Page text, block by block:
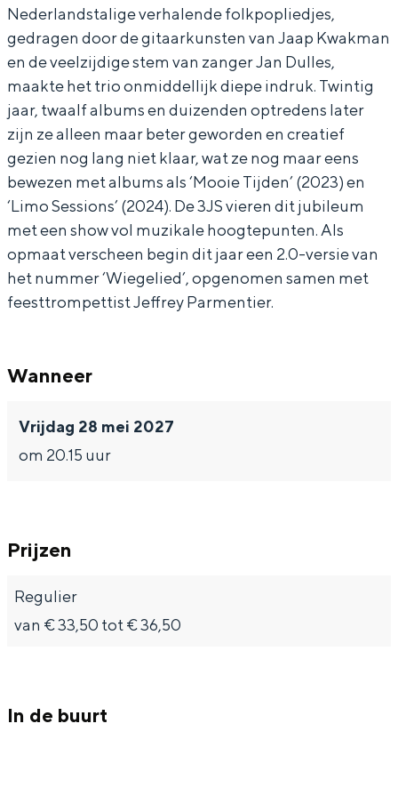
Nederlandstalige verhalende folkpopliedjes,
gedragen door de gitaarkunsten van Jaap Kwakman
en de veelzijdige stem van zanger Jan Dulles,
maakte het trio onmiddellijk diepe indruk. Twintig
jaar, twaalf albums en duizenden optredens later
zijn ze alleen maar beter geworden en creatief
gezien nog lang niet klaar, wat ze nog maar eens
bewezen met albums als ‘Mooie Tijden’ (2023) en
‘Limo Sessions’ (2024). De 3JS vieren dit jubileum
met een show vol muzikale hoogtepunten. Als
opmaat verscheen begin dit jaar een 2.0-versie van
het nummer ‘Wiegelied’, opgenomen samen met
feesttrompettist Jeffrey Parmentier.
Wanneer
Vrijdag 28 mei 2027
om 20.15 uur
Prijzen
Regulier
van € 33,50 tot € 36,50
In de buurt